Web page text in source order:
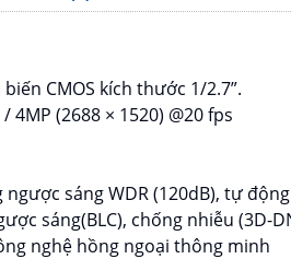
CMOS kích thước 1/2.7”.
4MP (2688 × 1520) @20 fps
ngược sáng WDR (120dB), tự
sáng(BLC), chống nhiễu (3D-
nghệ hồng ngoại thông minh